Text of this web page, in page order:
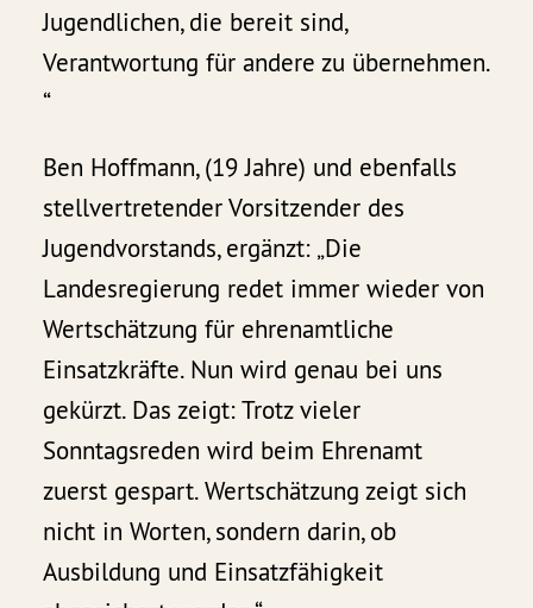
Jugendlichen, die bereit sind,
Verantwortung für andere zu übernehmen.
“
Ben Hoffmann, (19 Jahre) und ebenfalls
stellvertretender Vorsitzender des
Jugendvorstands, ergänzt: „Die
Landesregierung redet immer wieder von
Wertschätzung für ehrenamtliche
Einsatzkräfte. Nun wird genau bei uns
gekürzt. Das zeigt: Trotz vieler
Sonntagsreden wird beim Ehrenamt
zuerst gespart. Wertschätzung zeigt sich
nicht in Worten, sondern darin, ob
Ausbildung und Einsatzfähigkeit